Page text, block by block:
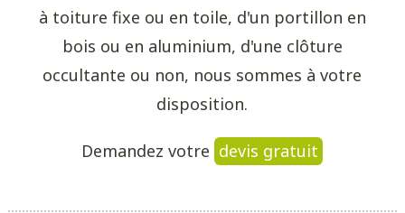
à toiture fixe ou en toile, d'un portillon en
bois ou en aluminium, d'une clôture
occultante ou non, nous sommes à votre
disposition.
Demandez votre devis gratuit